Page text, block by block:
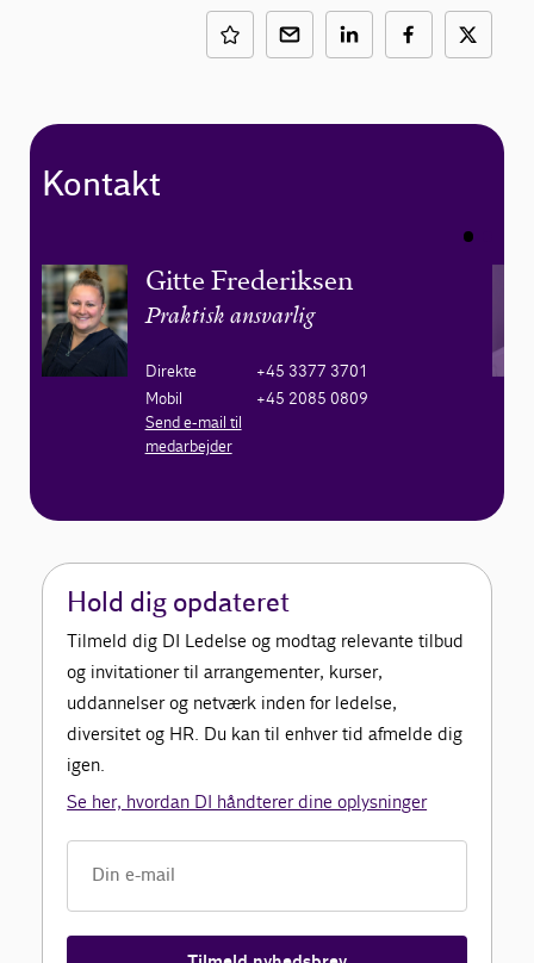
Kontakt
Gitte Frederiksen
Praktisk ansvarlig
Direkte
+45 3377 3701
Mobil
+45 2085 0809
Send e-mail til
medarbejder
Hold dig opdateret
Tilmeld dig DI Ledelse og modtag relevante tilbud
og invitationer til arrangementer, kurser,
uddannelser og netværk inden for ledelse,
diversitet og HR. Du kan til enhver tid afmelde dig
igen.
Se her, hvordan DI håndterer dine oplysninger